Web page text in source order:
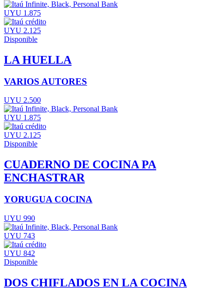
UYU 1.875
UYU 2.125
Disponible
LA HUELLA
VARIOS AUTORES
UYU 2.500
UYU 1.875
UYU 2.125
Disponible
CUADERNO DE COCINA PA
ENCHASTRAR
YORUGUA COCINA
UYU 990
UYU 743
UYU 842
Disponible
DOS CHIFLADOS EN LA COCINA